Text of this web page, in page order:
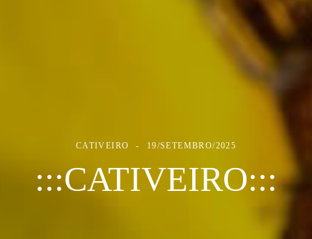
CATIVEIRO 19/SETEMBRO/2025
:::CATIVEIRO:::